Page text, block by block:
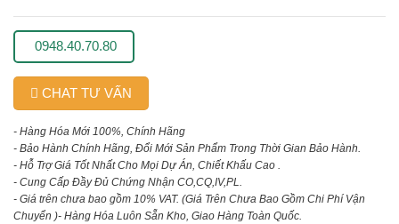
0948.40.70.80
CHAT TƯ VẤN
- Hàng Hóa Mới 100%, Chính Hãng
- Bảo Hành Chính Hãng, Đổi Mới Sản Phẩm Trong Thời Gian Bảo Hành.
- Hỗ Trợ Giá Tốt Nhất Cho Mọi Dự Án, Chiết Khấu Cao .
- Cung Cấp Đầy Đủ Chứng Nhận CO,CQ,IV,PL.
- Giá trên chưa bao gồm 10% VAT. (Giá Trên Chưa Bao Gồm Chi Phí Vận
Chuyển )- Hàng Hóa Luôn Sẵn Kho, Giao Hàng Toàn Quốc.